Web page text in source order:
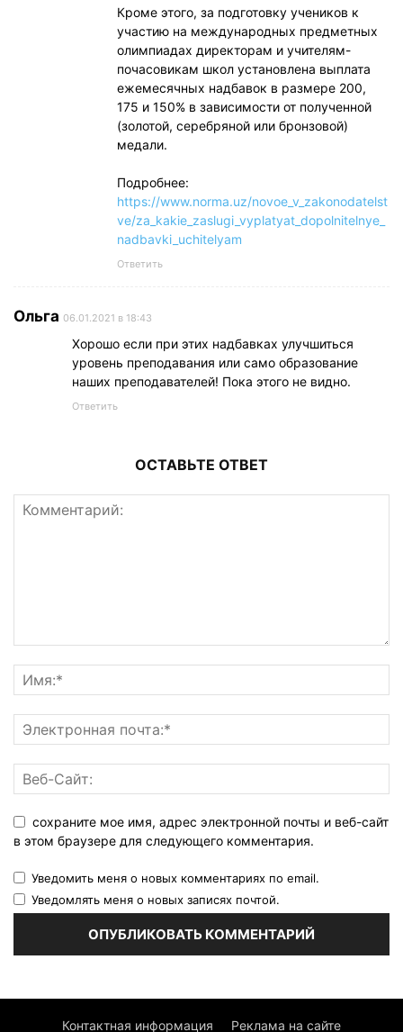
Кроме этого, за подготовку учеников к
участию на международных предметных
олимпиадах директорам и учителям-
почасовикам школ установлена выплата
ежемесячных надбавок в размере 200,
175 и 150% в зависимости от полученной
(золотой, серебряной или бронзовой)
медали.
Подробнее:
https://www.norma.uz/novoe_v_zakonodatelst
ve/za_kakie_zaslugi_vyplatyat_dopolnitelnye_
nadbavki_uchitelyam
Ответить
Ольга 06.01.2021 в 18:43
Хорошо если при этих надбавках улучшиться
уровень преподавания или само образование
наших преподавателей! Пока этого не видно.
Ответить
ОСТАВЬТЕ ОТВЕТ
сохраните мое имя, адрес электронной почты и веб-сайт
в этом браузере для следующего комментария.
Уведомить меня о новых комментариях по email.
Уведомлять меня о новых записях почтой.
Контактная информация Реклама на сайте